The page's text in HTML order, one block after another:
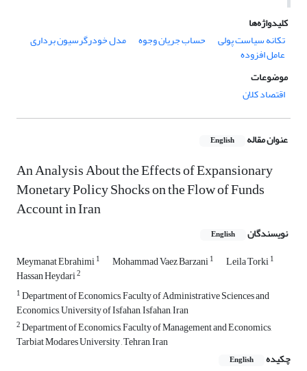
کلیدواژه‌ها
تکانه سیاست پولی
حساب جریان وجوه مدل خودرگرسیون برداری
عامل افزوده
موضوعات
اقتصاد کلان
عنوان مقاله English
An Analysis About the Effects of Expansionary
Monetary Policy Shocks on the Flow of Funds
Account in Iran
نویسندگان English
Meymanat Ebrahimi1 Mohammad Vaez Barzani1 Leila Torki1
Hassan Heydari2
1Department of Economics, Faculty of Administrative Sciences and
Economics, University of Isfahan, Isfahan, Iran
2Department of Economics, Faculty of Management and Economics,
Tarbiat Modares University , Tehran, Iran
چکیده
English